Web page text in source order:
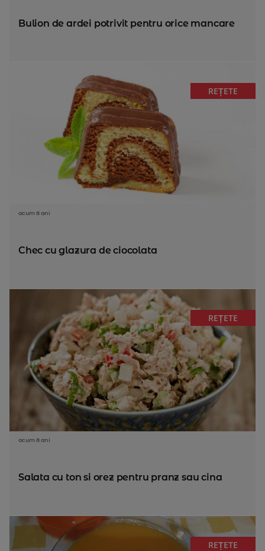
Bulion de ardei potrivit pentru orice mancare
REȚETE
acum 8 ani
Chec cu glazura de ciocolata
REȚETE
acum 8 ani
Salata cu ton si orez pentru pranz sau cina
REȚETE